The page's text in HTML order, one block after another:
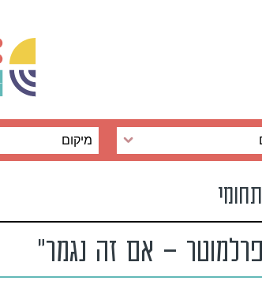
מיקום
– אם זה נגמר"